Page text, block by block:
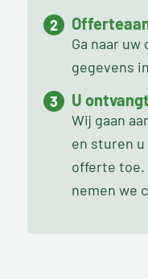
Ga naar
gegevens
U
Wij gaan
en sturen
offerte toe.
nemen we